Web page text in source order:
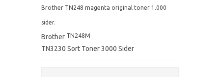
Brother TN248 magenta original toner 1.000
sider.
Brother TN248M
TN3230 Sort Toner 3000 Sider